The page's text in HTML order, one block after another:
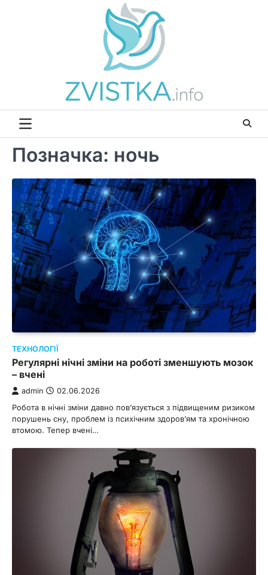
Позначка: ночь
ТЕХНОЛОГІЇ
Регулярні нічні зміни на роботі зменшують мозок
– вчені
admin 02.06.2026
Робота в нічні зміни давно пов’язується з підвищеним ризиком
порушень сну, проблем із психічним здоров’ям та хронічною
втомою. Тепер вчені…